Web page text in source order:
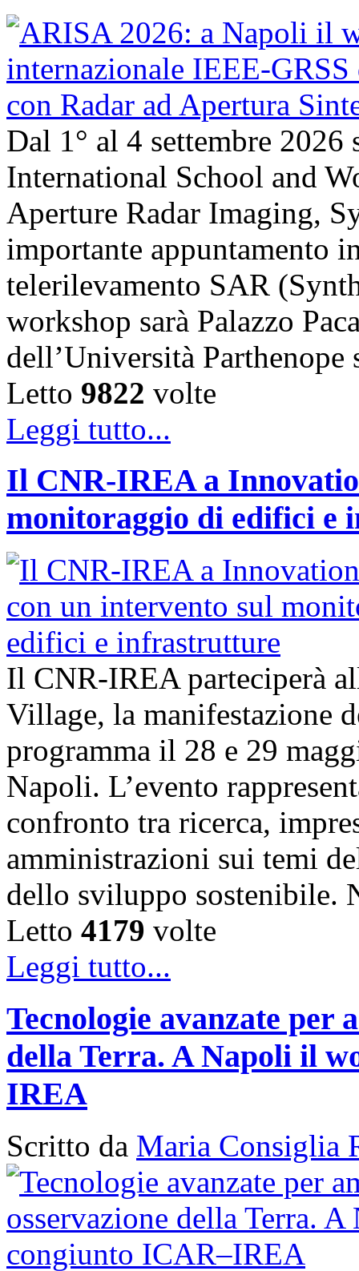
Dal 1° al 4 settembre
International School and
Aperture Radar Imaging,
importante appuntamento
telerilevamento SAR
workshop sarà Palazzo
dell’Università
Letto 9822 volte
Leggi tutto...
Il CNR-IREA a
monitoraggio di edifici e
Il CNR-IREA parteciperà
Village, la manifestazione
programma il 28 e 29
Napoli. L’evento
confronto tra ricerca,
amministrazioni sui temi
dello sviluppo sostenibile.
Letto 4179 volte
Leggi tutto...
Tecnologie avanzate per
della Terra. A Napoli il
IREA
Scritto da Maria Consiglia